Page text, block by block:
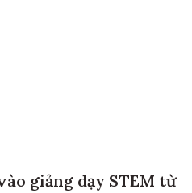
giảng dạy STEM từ